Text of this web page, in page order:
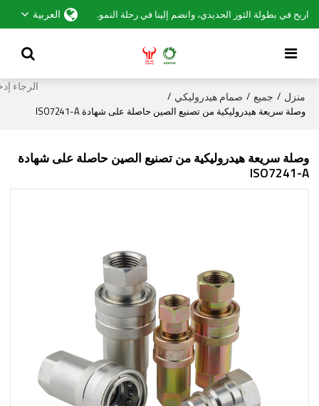
اربح في بطولة الثور الحديدي، وانضم إلينا في رحلة النمو. العربية
منزل / جميع / صمام هيدروليكي /
وصلة سريعة هيدروليكية من تصنيع الصين حاصلة على شهادة ISO7241-A
وصلة سريعة هيدروليكية من تصنيع الصين حاصلة على شهادة
ISO7241-A